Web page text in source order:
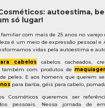
autoestima,
só lugar!
com mais de 25 anos no varejo
é um meio de expressão pessoal e
vidas pela autoestima e
cabeloscabelos cacheados,
também com produtos de
peles. E aos homens que querem
para barba, géis para cabelo,
Cosméticos queremos ser
pessoais. Nessa jornada de